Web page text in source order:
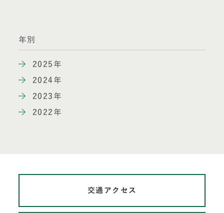
年別
2025年
2024年
2023年
2022年
交通アクセス